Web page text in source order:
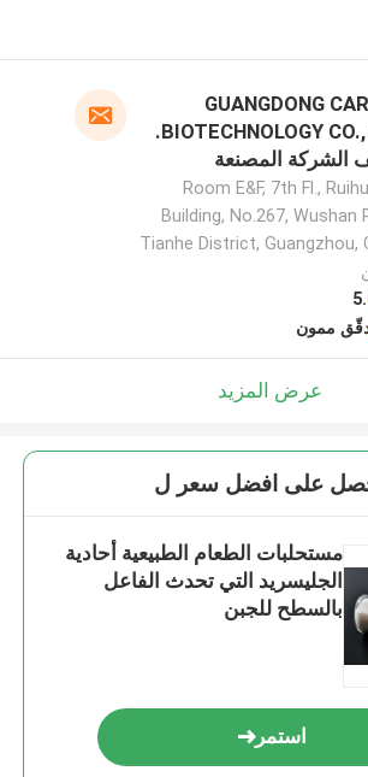
GUANGDONG
BIOTECHNOLOGY CO., LTD.
الشركة المصنعة
Room E&F, 7th Fl.,
Building, No.267, Wushan
Tianhe District, Guangzhou,
ممون
عرض المزيد
على افضل سعر ل
مستحلبات الطعام الطبيعية أحادية
الجليسريد التي تحدث الفاعل
بالسطح للجبن
استمر